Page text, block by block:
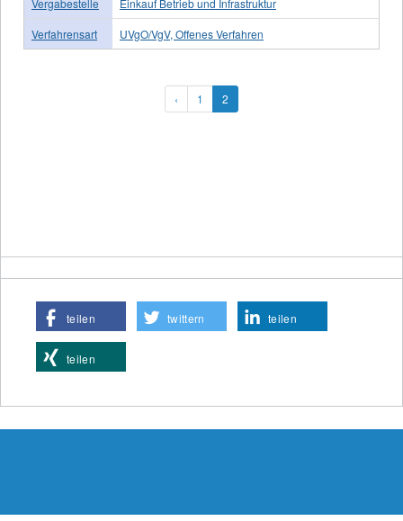
Vergabestelle
Einkauf Betrieb und Infrastruktur
Verfahrensart
UVgO/VgV, Offenes Verfahren
‹ 1 2
teilen twittern teilen
teilen